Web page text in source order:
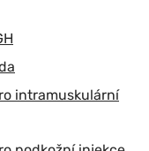
intramuskulární